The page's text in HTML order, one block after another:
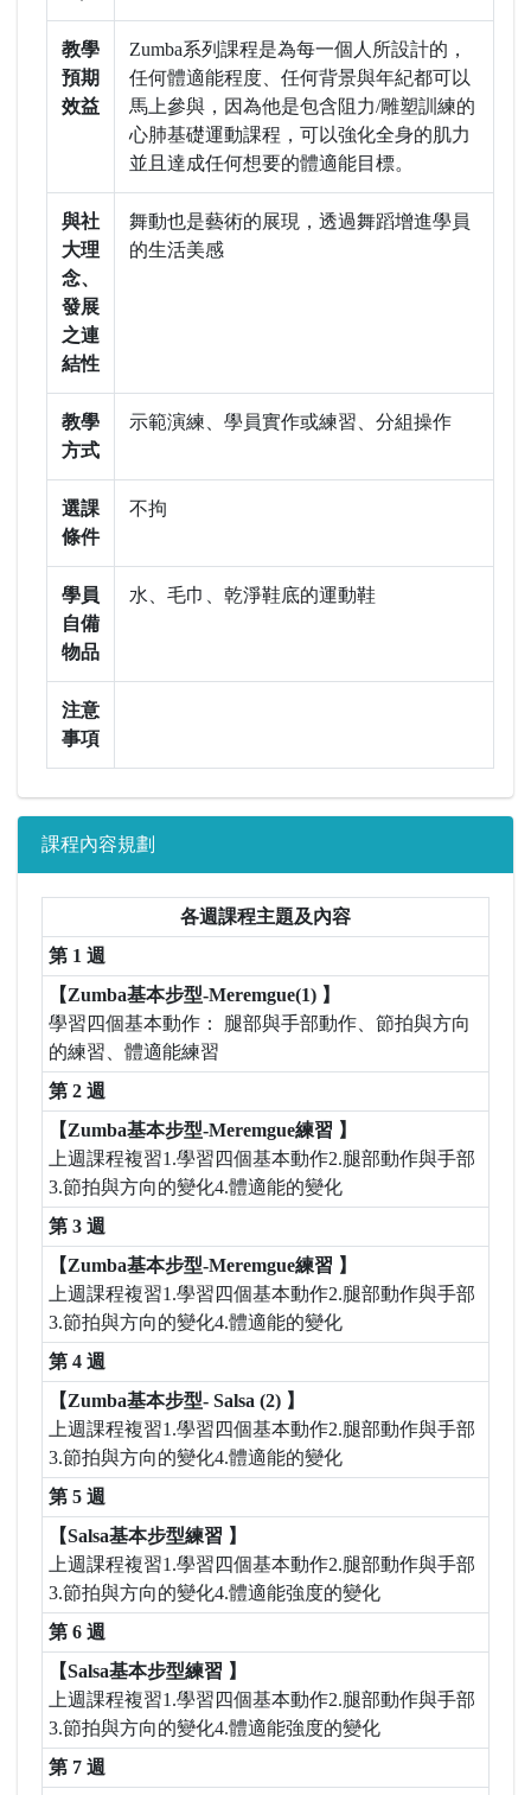
教學
預期
效益
Zumba系列課程是為每一個人所設計的，
任何體適能程度、任何背景與年紀都可以
馬上參與，因為他是包含阻力/雕塑訓練的
心肺基礎運動課程，可以強化全身的肌力
並且達成任何想要的體適能目標。
與社
大理
念、
發展
之連
結性
舞動也是藝術的展現，透過舞蹈增進學員
的生活美感
教學
方式
示範演練、學員實作或練習、分組操作
選課
條件
不拘
學員
自備
物品
水、毛巾、乾淨鞋底的運動鞋
注意
事項
課程內容規劃
各週課程主題及內容
第 1 週
【Zumba基本步型-Meremgue(1) 】
學習四個基本動作： 腿部與手部動作、節拍與方向
的練習、體適能練習
第 2 週
【Zumba基本步型-Meremgue練習 】
上週課程複習1.學習四個基本動作2.腿部動作與手部
3.節拍與方向的變化4.體適能的變化
第 3 週
【Zumba基本步型-Meremgue練習 】
上週課程複習1.學習四個基本動作2.腿部動作與手部
3.節拍與方向的變化4.體適能的變化
第 4 週
【Zumba基本步型- Salsa (2) 】
上週課程複習1.學習四個基本動作2.腿部動作與手部
3.節拍與方向的變化4.體適能的變化
第 5 週
【Salsa基本步型練習 】
上週課程複習1.學習四個基本動作2.腿部動作與手部
3.節拍與方向的變化4.體適能強度的變化
第 6 週
【Salsa基本步型練習 】
上週課程複習1.學習四個基本動作2.腿部動作與手部
3.節拍與方向的變化4.體適能強度的變化
第 7 週